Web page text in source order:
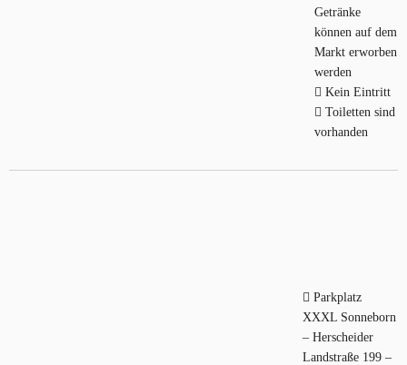
Getränke
können auf dem
Markt erworben
werden
Kein Eintritt
Toiletten sind
vorhanden
Parkplatz
XXXL Sonneborn
– Herscheider
Landstraße 199 –